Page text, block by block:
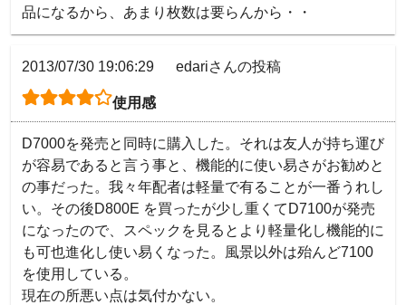
品になるから、あまり枚数は要らんから・・
2013/07/30 19:06:29 edariさんの投稿
使用感
D7000を発売と同時に購入した。それは友人が持ち運び
が容易であると言う事と、機能的に使い易さがお勧めと
の事だった。我々年配者は軽量で有ることが一番うれし
い。その後D800E を買ったが少し重くてD7100が発売
になったので、スペックを見るとより軽量化し機能的に
も可也進化し使い易くなった。風景以外は殆んど7100
を使用している。
現在の所悪い点は気付かない。